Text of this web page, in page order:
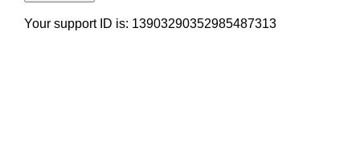
Your support ID is: 13903290352985487313